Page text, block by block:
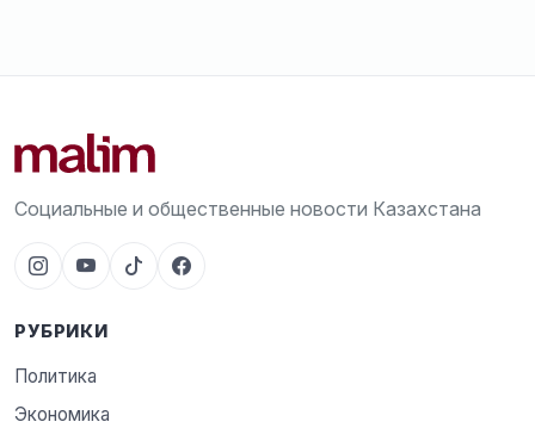
Социальные и общественные новости Казахстана
РУБРИКИ
Политика
Экономика